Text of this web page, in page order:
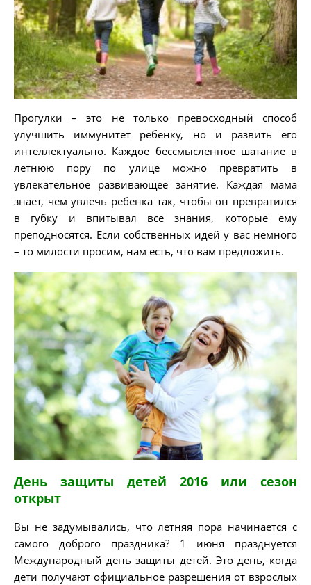
Прогулки – это не только превосходный способ
улучшить иммунитет ребенку, но и развить его
интеллектуально. Каждое бессмысленное шатание в
летнюю пору по улице можно превратить в
увлекательное развивающее занятие. Каждая мама
знает, чем увлечь ребенка так, чтобы он превратился
в губку и впитывал все знания, которые ему
преподносятся. Если собственных идей у вас немного
– то милости просим, нам есть, что вам предложить.
День защиты детей 2016 или сезон
открыт
Вы не задумывались, что летняя пора начинается с
самого доброго праздника? 1 июня празднуется
Международный день защиты детей. Это день, когда
дети получают официальное разрешения от взрослых